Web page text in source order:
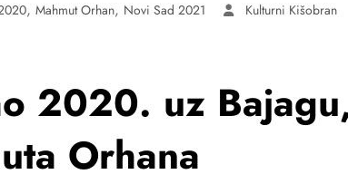
, Mahmut Orhan, Novi Sad 2021
Kulturni Kišobran
2020. uz
Orhana